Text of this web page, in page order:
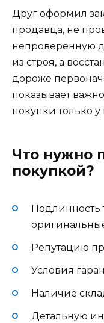
Друг оформил
продавца, не
непроверенную
из строя, а
дороже
показывает
покупки только
Что нужно
покупкой?
Подлинность
Репутацию
Условия
Наличие
Детальную